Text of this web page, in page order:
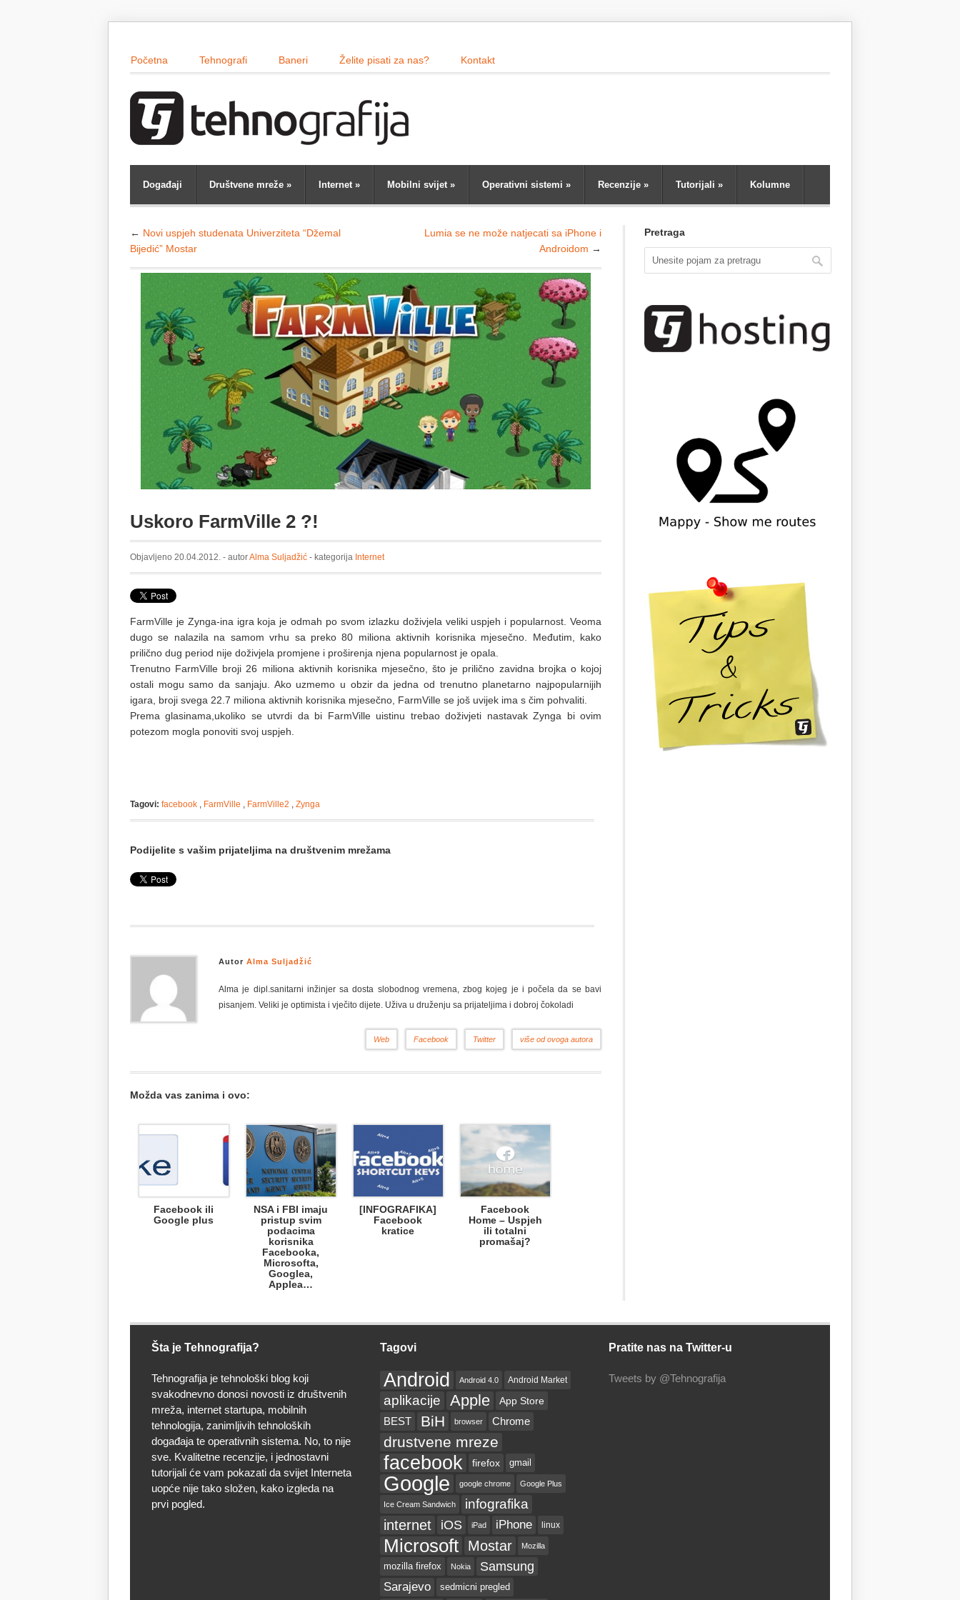
Početna Tehnografi Baneri Želite pisati za nas? Kontakt
Događaji Društvene mreže » Internet» Mobilni svijet» Operativni sistemi » Recenzije » Tutorijali » Kolumne
← Novi uspjeh studenata Univerziteta “Džemal
Bijedić” Mostar
Lumia se ne može natjecati sa iPhone i
Androidom →
Uskoro FarmVille 2 ?!
Objavljeno 20.04.2012. - autorAlma Suljadžić - kategorija Internet
FarmVille je Zynga-ina igra koja je odmah po svom izlazku doživjela veliki uspjeh i popularnost. Veoma
dugo se nalazila na samom vrhu sa preko 80 miliona aktivnih korisnika mjesečno. Međutim, kako
prilično dug period nije doživjela promjene i proširenja njena popularnost je opala.
Trenutno FarmVille broji 26 miliona aktivnih korisnika mjesečno, što je prilično zavidna brojka o kojoj
ostali mogu samo da sanjaju. Ako uzmemo u obzir da jedna od trenutno planetarno najpopularnijih
igara, broji svega 22.7 miliona aktivnih korisnika mjesečno, FarmVille se još uvijek ima s čim pohvaliti.
Prema glasinama,ukoliko se utvrdi da bi FarmVille uistinu trebao doživjeti nastavak Zynga bi ovim
potezom mogla ponoviti svoj uspjeh.
Tagovi: facebook , FarmVille , FarmVille2 , Zynga
Podijelite s vašim prijateljima na društvenim mrežama
Autor Alma Suljadžić
Alma je dipl.sanitarni inžinjer sa dosta slobodnog vremena, zbog kojeg je i počela da se bavi
pisanjem. Veliki je optimista i vječito dijete. Uživa u druženju sa prijateljima i dobroj čokoladi
više od ovoga autora
Twitter
Facebook
Web
Možda vas zanima i ovo:
Facebook ili
Google plus
NSA i FBI imaju
pristup svim
podacima
korisnika
Facebooka,
Microsofta,
Googlea,
Applea…
[INFOGRAFIKA]
Facebook
kratice
Facebook
Home – Uspjeh
ili totalni
promašaj?
Pretraga
Šta je Tehnografija?
Tehnografija je tehnološki blog koji
svakodnevno donosi novosti iz društvenih
mreža, internet startupa, mobilnih
tehnologija, zanimljivih tehnoloških
događaja te operativnih sistema. No, to nije
sve. Kvalitetne recenzije, i jednostavni
tutorijali će vam pokazati da svijet Interneta
uopće nije tako složen, kako izgleda na
prvi pogled.
Tagovi
Android Android 4.0 Android Market
aplikacije Apple App Store
BEST BiH browser Chrome
drustvene mreze
facebook firefox gmail
Google google chrome Google Plus
Ice Cream Sandwich infografika
internet iOS iPad iPhone linux
Microsoft Mostar Mozilla
mozilla firefox Nokia Samsung
Sarajevo sedmicni pregled
Pratite nas na Twitter-u
Tweets by @Tehnografija